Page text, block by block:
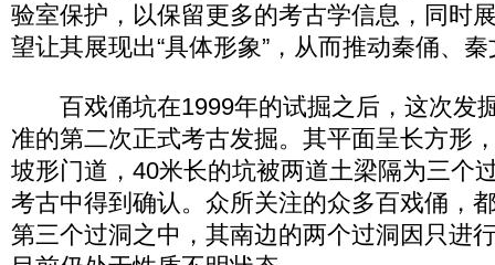
验室保护，以保留更多的考古学信息，同时
望让其展现出“具体形象”，从而推动秦俑、
百戏俑坑在1999年的试掘之后，这次发
准的第二次正式考古发掘。其平面呈长方形
坡形门道，40米长的坑被两道土梁隔为三个
考古中得到确认。众所关注的众多百戏俑，
第三个过洞之中，其南边的两个过洞因只进